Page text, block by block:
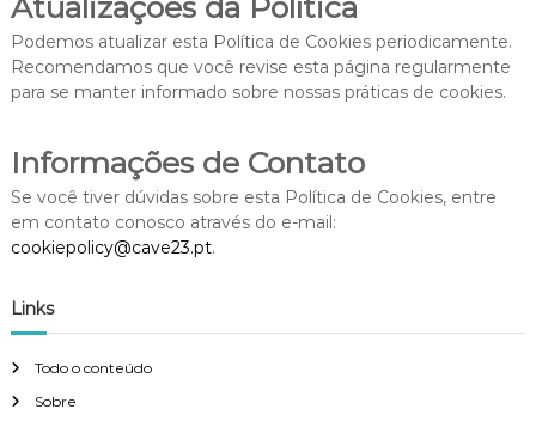
Atualizações da Política
Podemos atualizar esta Política de Cookies periodicamente.
Recomendamos que você revise esta página regularmente
para se manter informado sobre nossas práticas de cookies.
Informações de Contato
Se você tiver dúvidas sobre esta Política de Cookies, entre
em contato conosco através do e-mail:
cookiepolicy@cave23.pt.
Links
Todo o conteúdo
Sobre